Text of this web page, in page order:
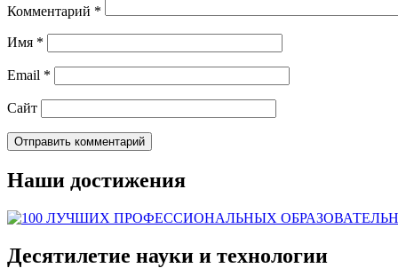
Комментарий *
Имя *
Email *
Сайт
Наши достижения
Десятилетие науки и технологии